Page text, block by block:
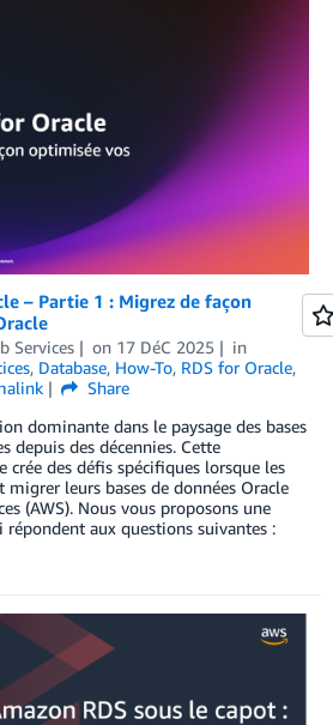
– Partie 1 : Migrez de façon
Services on 17 DéC 2025
in
, Database, How-To, RDS for Oracle,
Share
dominante dans le paysage des bases
depuis des décennies. Cette
crée des défis spécifiques lorsque les
leurs bases de données Oracle
(AWS). Nous vous proposons une
aux questions suivantes :